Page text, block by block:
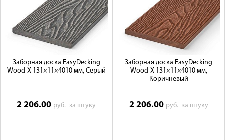
Заборная доска EasyDecking
Wood-X 131×11×4010 мм, Серый
2 206.00 руб.за штуку
Заборная доска EasyDecking
Wood-X 131×11×4010 мм,
Коричневый
2 206.00 руб. за штуку